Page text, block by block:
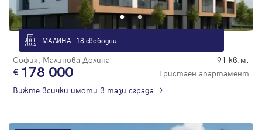
МАЛИНА - 18 свободни
София, Малинова Долина 91 кв.м.
178 000
Тристаен апартамент
Вижте всички имоти в тази сграда